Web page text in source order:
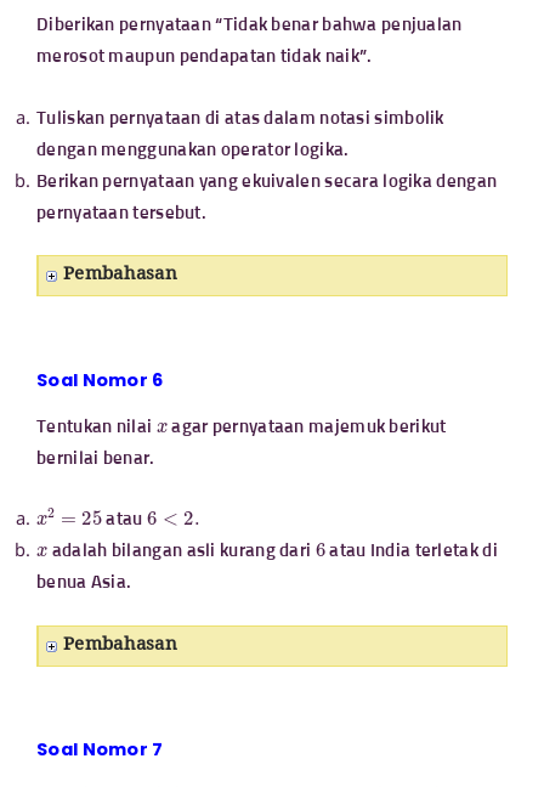
Diberikan pernyataan “Tidak benar bahwa penjualan
merosot maupun pendapatan tidak naik”.
Tuliskan pernyataan di atas dalam notasi simbolik
dengan menggunakan operator logika.
Berikan pernyataan yang ekuivalen secara logika dengan
pernyataan tersebut.
Pembahasan
Soal Nomor 6
Tentukan nilai
agar pernyataan majemuk berikut
bernilai benar.
2 25 atau 6
2.
adalah bilangan asli kurang dari 6atau India terletak di
benua Asia.
Pembahasan
Soal Nomor 7